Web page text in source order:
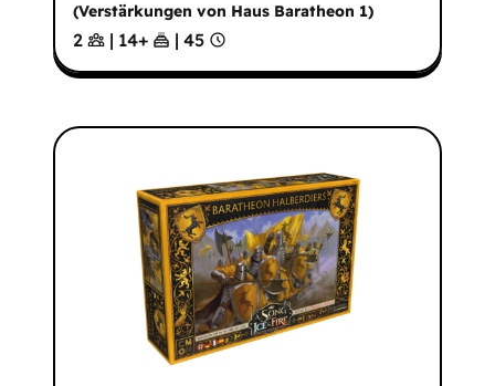
(Verstärkungen von Haus Baratheon 1)
2 | 14+ | 45